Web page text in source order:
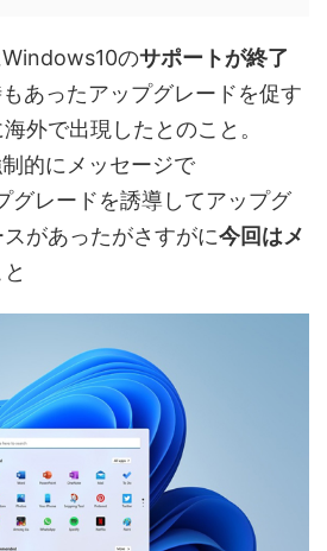
のサポートが終了
あったアップグレードを促す
外で出現したとのこと。
的にメッセージで
グレードを誘導してアップグ
があったがさすがに今回はメ